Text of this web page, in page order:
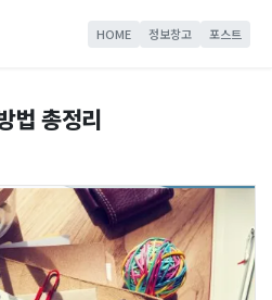
HOME 정보창고 포스트
법 총정리